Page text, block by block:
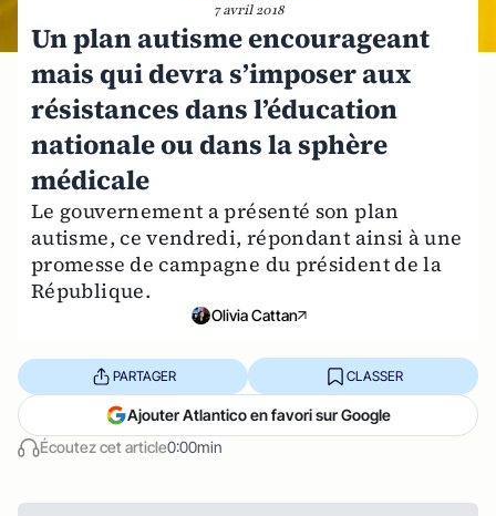
7 avril 2018
Un plan autisme encourageant
mais qui devra s’imposer aux
résistances dans l’éducation
nationale ou dans la sphère
médicale
Le gouvernement a présenté son plan
autisme, ce vendredi, répondant ainsi à une
promesse de campagne du président de la
République.
Olivia Cattan
Écoutez cet article0:00min
PARTAGER CLASSER
Ajouter Atlantico en favori sur Google